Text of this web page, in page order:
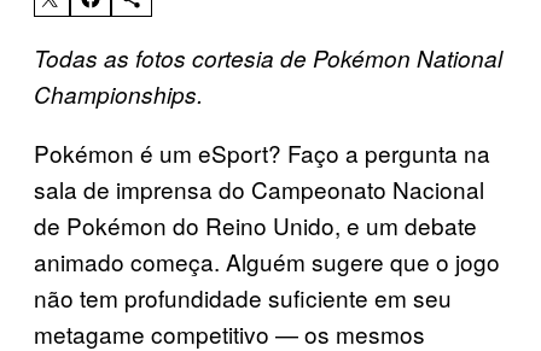
Todas as fotos cortesia de Pokémon National
Championships.
Pokémon é um eSport? Faço a pergunta na
sala de imprensa do Campeonato Nacional
de Pokémon do Reino Unido, e um debate
animado começa. Alguém sugere que o jogo
não tem profundidade suficiente em seu
metagame competitivo — os mesmos